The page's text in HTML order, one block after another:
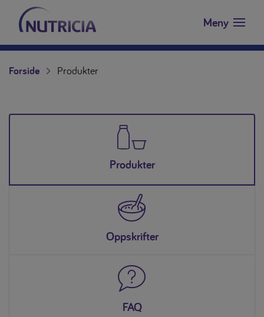
Hopp til innholdet
Nutricia.no Meny
Forside Produkter
Produkter
Oppskrifter
FAQ